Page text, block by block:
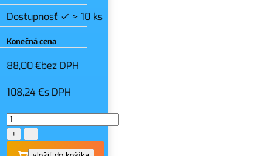
Dostupnosť > 10 ks
Konečná cena
88,00 €bez DPH
108,24 €s DPH
+ −